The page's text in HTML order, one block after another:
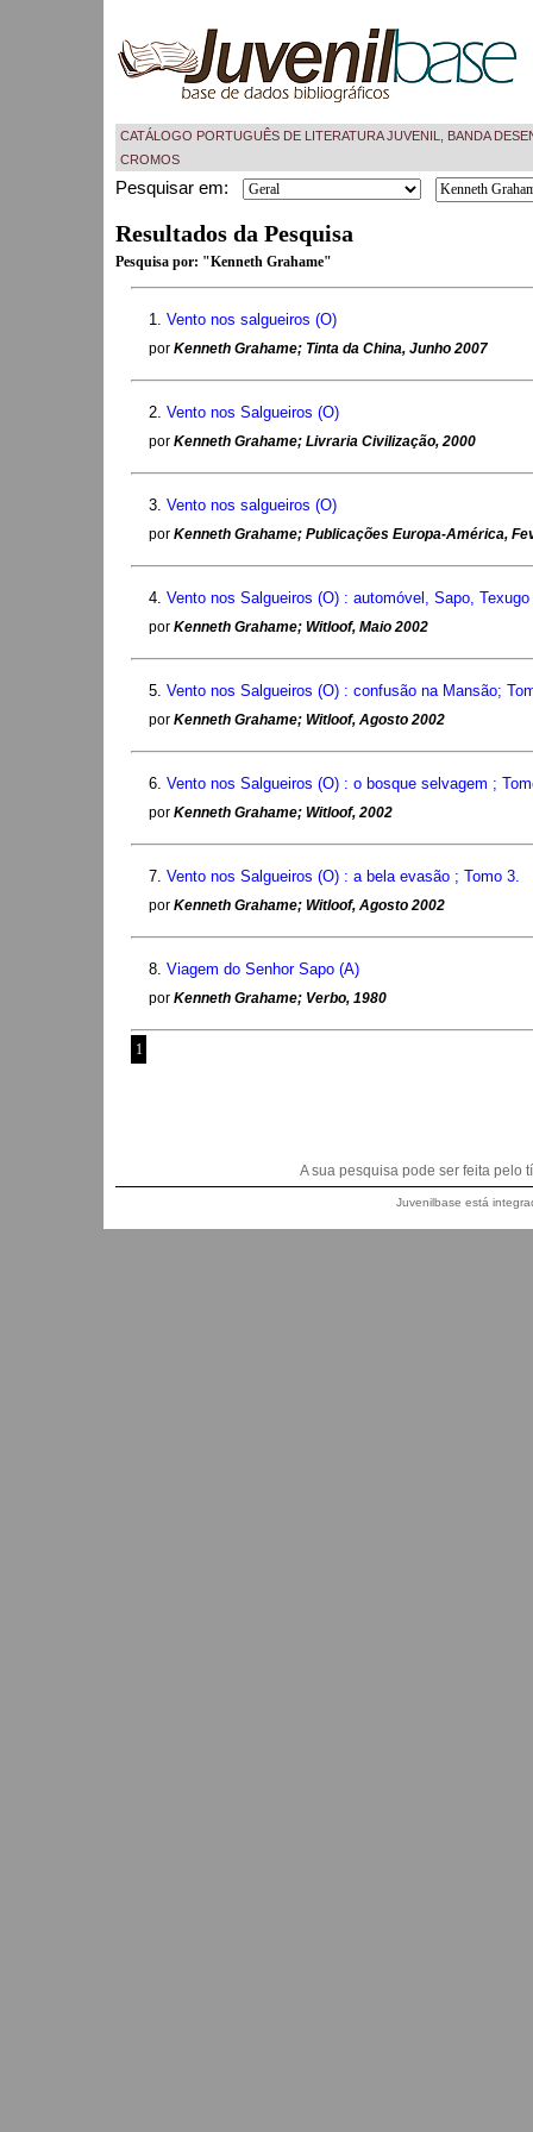
CATÁLOGO PORTUGUÊS DE LITERATURA JUVENIL, BANDA
CROMOS
Pesquisar em:
Resultados da Pesquisa
Pesquisa por: "Kenneth Grahame"
1. Vento nos salgueiros (O)
por Kenneth Grahame; Tinta da China, Junho 2007
2. Vento nos Salgueiros (O)
por Kenneth Grahame; Livraria Civilização, 2000
3. Vento nos salgueiros (O)
por Kenneth Grahame; Publicações Europa-América,
4. Vento nos Salgueiros (O) : automóvel, Sapo,
por Kenneth Grahame; Witloof, Maio 2002
5. Vento nos Salgueiros (O) : confusão na Mansão;
por Kenneth Grahame; Witloof, Agosto 2002
6. Vento nos Salgueiros (O) : o bosque selvagem ;
por Kenneth Grahame; Witloof, 2002
7. Vento nos Salgueiros (O) : a bela evasão ; Tomo 3.
por Kenneth Grahame; Witloof, Agosto 2002
8. Viagem do Senhor Sapo (A)
por Kenneth Grahame; Verbo, 1980
1
A sua pesquisa pode ser feita pelo
Juvenilbase está